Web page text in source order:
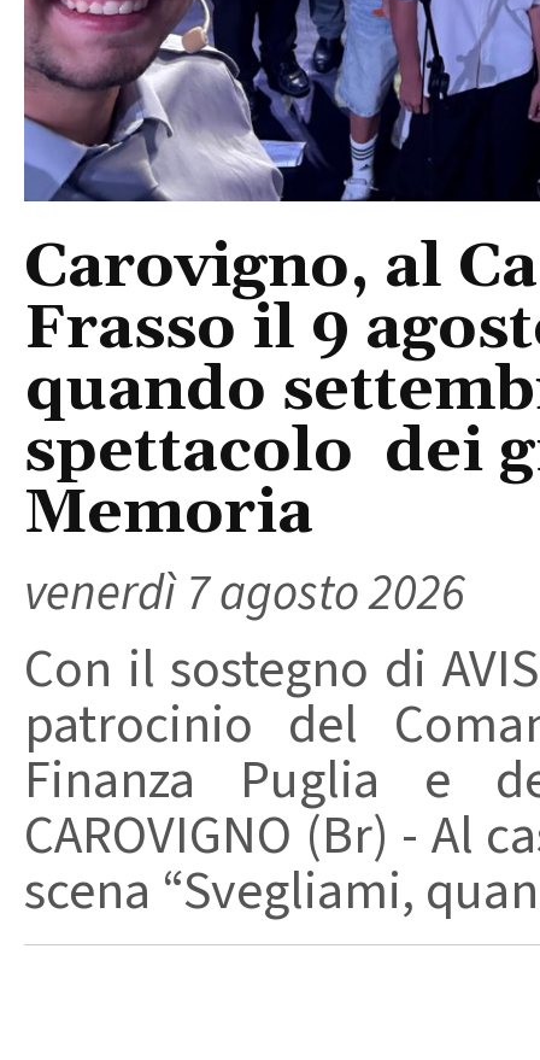
Carovigno, al
Frasso il 9
quando
spettacolo dei
Memoria
venerdì 7 agosto 2026
Con il sostegno di
patrocinio del
Finanza Puglia e
CAROVIGNO (Br) - Al
scena “Svegliami,